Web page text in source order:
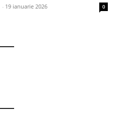
- 19 ianuarie 2026 0